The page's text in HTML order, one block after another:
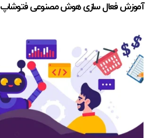
آموزش فعال سازی هوش مصنوعی فتوشاپ